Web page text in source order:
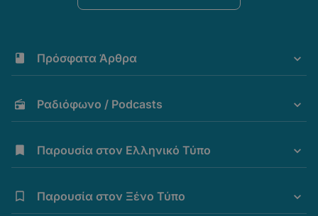
Πρόσφατα Άρθρα
Ραδιόφωνο / Podcasts
Παρουσία στον Ελληνικό Τύπο
Παρουσία στον Ξένο Τύπο